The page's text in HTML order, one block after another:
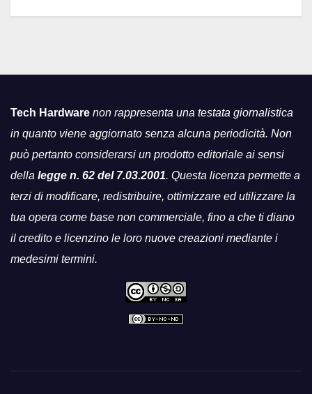
Tech Hardware non rappresenta una testata giornalistica
in quanto viene aggiornato senza alcuna periodicità. Non
può pertanto considerarsi un prodotto editoriale ai sensi
della legge n. 62 del 7.03.2001. Questa licenza permette a
terzi di modificare, redistribuire, ottimizzare ed utilizzare la
tua opera come base non commerciale, fino a che ti diano
il credito e licenzino le loro nuove creazioni mediante i
medesimi termini.